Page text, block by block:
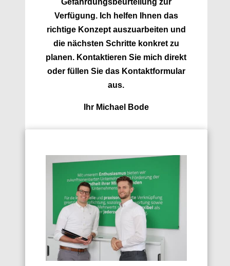
Verfügung. Ich helfen Ihnen das
richtige Konzept auszuarbeiten und
die nächsten Schritte konkret zu
planen. Kontaktieren Sie mich direkt
oder füllen Sie das Kontaktformular
aus.
Ihr Michael Bode